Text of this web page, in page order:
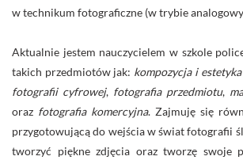
w technikum fotograficzne (w trybie
Aktualnie jestem nauczycielem w szkole
takich przedmiotów jak: kompozycja i
fotografii cyfrowej, fotografia przedmiotu,
oraz fotografia komercyjna. Zajmuję się
przygotowującą do wejścia w świat fotografii
tworzyć piękne zdjęcia oraz tworzę swoje